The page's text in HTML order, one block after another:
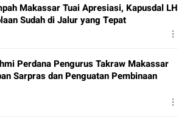
Makassar Tuai Apresiasi, Kapusdal LH
Sudah di Jalur yang Tepat
Perdana Pengurus Takraw Makassar
Sarpras dan Penguatan Pembinaan